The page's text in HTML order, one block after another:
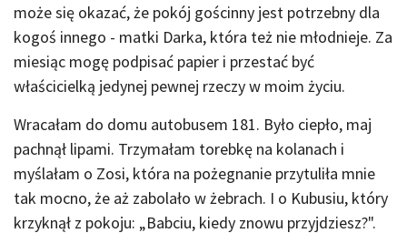
może się okazać, że pokój gościnny jest potrzebny dla
kogoś innego - matki Darka, która też nie młodnieje. Za
miesiąc mogę podpisać papier i przestać być
właścicielką jedynej pewnej rzeczy w moim życiu.
Wracałam do domu autobusem 181. Było ciepło, maj
pachnął lipami. Trzymałam torebkę na kolanach i
myślałam o Zosi, która na pożegnanie przytuliła mnie
tak mocno, że aż zabolało w żebrach. I o Kubusiu, który
krzyknął z pokoju: „Babciu, kiedy znowu przyjdziesz?".